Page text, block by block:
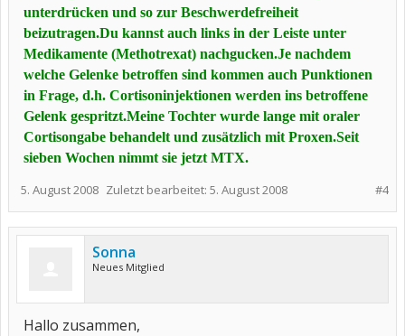
unterdrücken und so zur Beschwerdefreiheit
beizutragen.Du kannst auch links in der Leiste unter
Medikamente (Methotrexat) nachgucken.Je nachdem
welche Gelenke betroffen sind kommen auch Punktionen
in Frage, d.h. Cortisoninjektionen werden ins betroffene
Gelenk gespritzt.Meine Tochter wurde lange mit oraler
Cortisongabe behandelt und zusätzlich mit Proxen.Seit
sieben Wochen nimmt sie jetzt MTX.
#4
5. August 2008 Zuletzt bearbeitet: 5. August 2008
Sonna
Neues Mitglied
Hallo zusammen,